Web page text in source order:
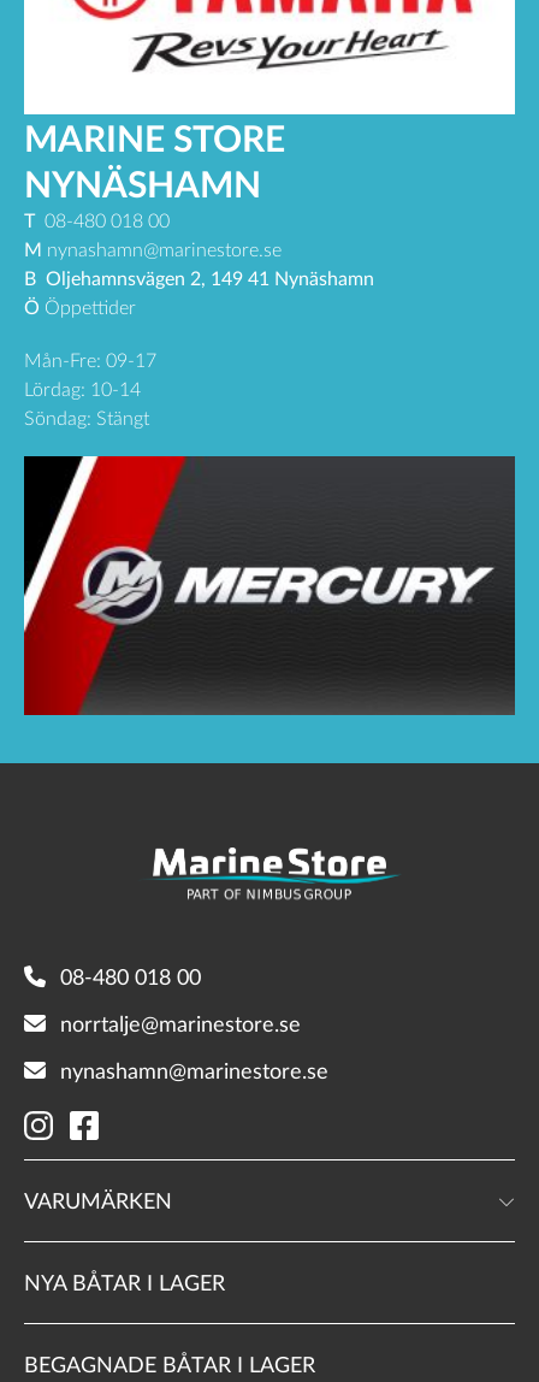
MARINE STORE
NYNÄSHAMN
T08-480 018 00
M nynashamn@marinestore.se
B Oljehamnsvägen 2, 149 41 Nynäshamn
Ö Öppettider
Mån-Fre: 09-17
Lördag: 10-14
Söndag: Stängt
08-480 018 00
norrtalje@marinestore.se
nynashamn@marinestore.se
VARUMÄRKEN
NYA BÅTAR I LAGER
BEGAGNADE BÅTAR I LAGER